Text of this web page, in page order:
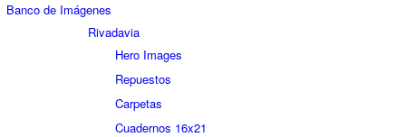
Banco de Imágenes
Rivadavia
Hero Images
Repuestos
Carpetas
Cuadernos 16x21